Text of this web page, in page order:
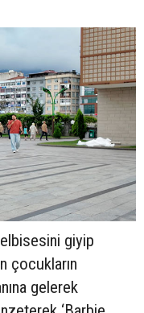
giyip
çocukların
gelerek